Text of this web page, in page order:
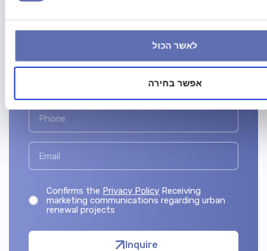
לאשר הכול
אפשר בחירה
Let’s Make Your Next
Home Feel Right
Discover our boutique projects and get a
Confirms the Privacy Policy Receiving
marketing communications regarding urban
renewal projects
Inquire